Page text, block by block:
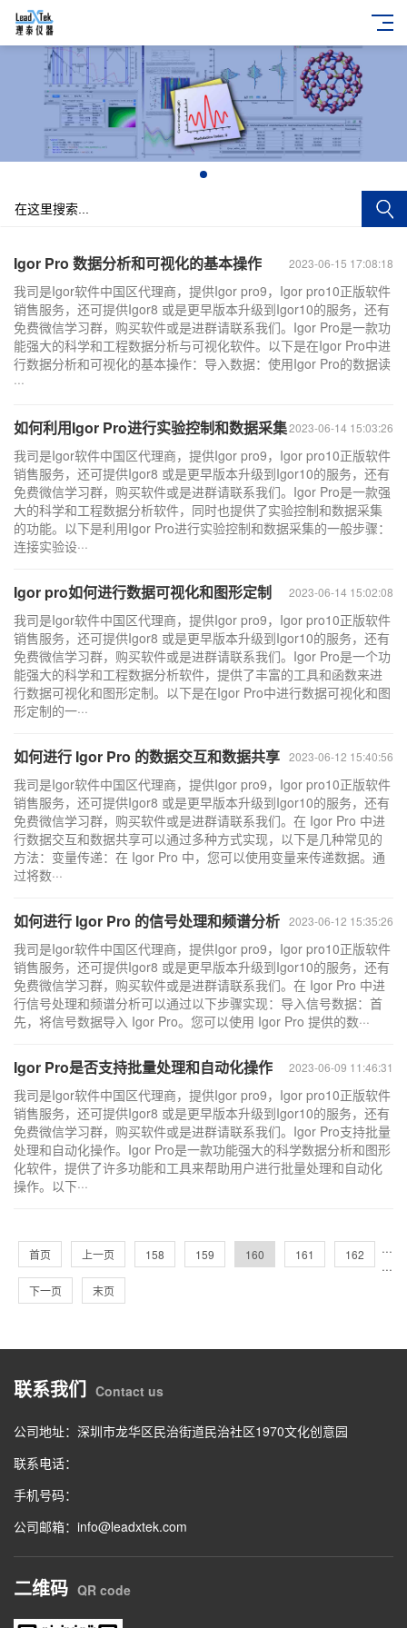
2023-06-15 17:08:18
Igor Pro 数据分析和可视化的基本操作
我司是Igor软件中国区代理商，提供Igor pro9，Igor pro10正版软件
销售服务，还可提供Igor8 或是更早版本升级到Igor10的服务，还有
免费微信学习群，购买软件或是进群请联系我们。Igor Pro是一款功
能强大的科学和工程数据分析与可视化软件。以下是在Igor Pro中进
行数据分析和可视化的基本操作：导入数据：使用Igor Pro的数据读
···
2023-06-14 15:03:26
如何利用Igor Pro进行实验控制和数据采集
我司是Igor软件中国区代理商，提供Igor pro9，Igor pro10正版软件
销售服务，还可提供Igor8 或是更早版本升级到Igor10的服务，还有
免费微信学习群，购买软件或是进群请联系我们。Igor Pro是一款强
大的科学和工程数据分析软件，同时也提供了实验控制和数据采集
的功能。以下是利用Igor Pro进行实验控制和数据采集的一般步骤：
连接实验设···
2023-06-14 15:02:08
Igor pro如何进行数据可视化和图形定制
我司是Igor软件中国区代理商，提供Igor pro9，Igor pro10正版软件
销售服务，还可提供Igor8 或是更早版本升级到Igor10的服务，还有
免费微信学习群，购买软件或是进群请联系我们。Igor Pro是一个功
能强大的科学和工程数据分析软件，提供了丰富的工具和函数来进
行数据可视化和图形定制。以下是在Igor Pro中进行数据可视化和图
形定制的一···
2023-06-12 15:40:56
如何进行 Igor Pro 的数据交互和数据共享
我司是Igor软件中国区代理商，提供Igor pro9，Igor pro10正版软件
销售服务，还可提供Igor8 或是更早版本升级到Igor10的服务，还有
免费微信学习群，购买软件或是进群请联系我们。在 Igor Pro 中进
行数据交互和数据共享可以通过多种方式实现，以下是几种常见的
方法：变量传递：在 Igor Pro 中，您可以使用变量来传递数据。通
过将数···
2023-06-12 15:35:26
如何进行 Igor Pro 的信号处理和频谱分析
我司是Igor软件中国区代理商，提供Igor pro9，Igor pro10正版软件
销售服务，还可提供Igor8 或是更早版本升级到Igor10的服务，还有
免费微信学习群，购买软件或是进群请联系我们。在 Igor Pro 中进
行信号处理和频谱分析可以通过以下步骤实现：导入信号数据：首
先，将信号数据导入 Igor Pro。您可以使用 Igor Pro 提供的数···
2023-06-09 11:46:31
Igor Pro是否支持批量处理和自动化操作
我司是Igor软件中国区代理商，提供Igor pro9，Igor pro10正版软件
销售服务，还可提供Igor8 或是更早版本升级到Igor10的服务，还有
免费微信学习群，购买软件或是进群请联系我们。Igor Pro支持批量
处理和自动化操作。Igor Pro是一款功能强大的科学数据分析和图形
化软件，提供了许多功能和工具来帮助用户进行批量处理和自动化
操作。以下···
首页 上一页 ···
158 159 160 161 162
···
下一页 末页
联系我们 Contact us
公司地址：深圳市龙华区民治街道民治社区1970文化创意园
联系电话：
手机号码：
公司邮箱：info@leadxtek.com
二维码 QR code